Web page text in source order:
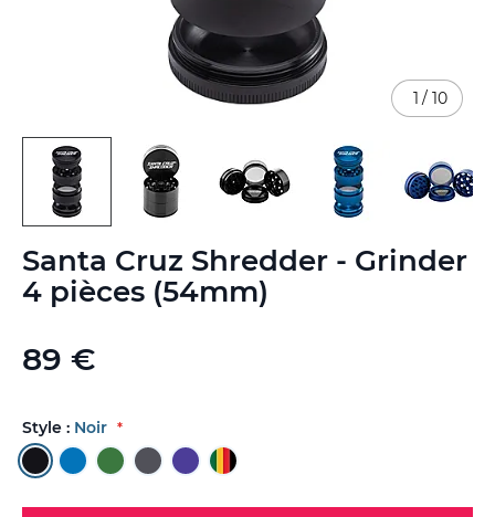
Santa Cruz Shredder - Grinder
4 pièces (54mm)
89 €
Style : Noir
1 / 10
to
the
beginning
the
images